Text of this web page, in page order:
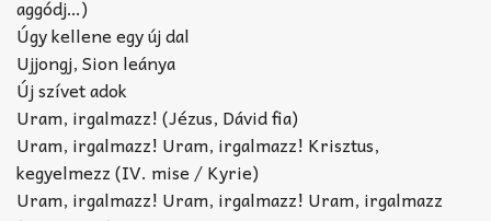
aggódj…)
Úgy kellene egy új dal
Ujjongj, Sion leánya
Új szívet adok
Uram, irgalmazz! (Jézus, Dávid fia)
Uram, irgalmazz! Uram, irgalmazz! Krisztus,
kegyelmezz (IV. mise / Kyrie)
Uram, irgalmazz! Uram, irgalmazz! Uram, irgalmazz